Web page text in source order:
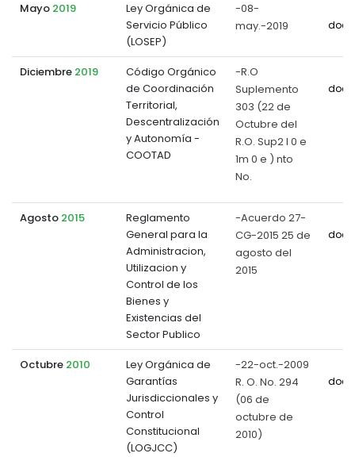
Mayo 2019
Ley Orgánica de
Servicio Público
(LOSEP)
-08-
may.-2019
Diciembre 2019
Código Orgánico
de Coordinación
Territorial,
Descentralización
y Autonomía -
COOTAD
-R.O
Suplemento
303 (22 de
Octubre del
R.O. Sup2 l 0 e
1m 0 e ) nto
No.
Agosto 2015
Reglamento
General para la
Administracion,
Utilizacion y
Control de los
Bienes y
Existencias del
Sector Publico
-Acuerdo 27-
CG-2015 25 de
agosto del
2015
Octubre 2010
Ley Orgánica de
Garantías
Jurisdiccionales y
Control
Constitucional
(LOGJCC)
-22-oct.-2009
R. O. No. 294
(06 de
octubre de
2010)